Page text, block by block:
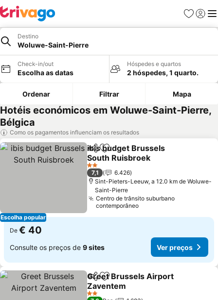
Favoritos
Iniciar
Destino
Woluwe-Saint-Pierre
Check-in/out
Escolha as datas
Hóspedes e quartos
2 hóspedes, 1 quarto.
Ordenar Filtrar Mapa
Hotéis económicos em Woluwe-Saint-Pierre,
Bélgica
Como os pagamentos influenciam os resultados
Escolha popular
PartilharAdicionar aos favoritos
ibis budget Brussels
South Ruisbroek
2 Estrelas
7,1
6.426
Sint-Pieters-Leeuw, a 12.0 km de Woluwe-
Saint-Pierre
Centro de trânsito suburbano
contemporâneo
De € 40
Consulte os preços de 9 sites Ver preços
PartilharAdicionar aos favoritos
Greet Brussels Airport
Zaventem
2 Estrelas